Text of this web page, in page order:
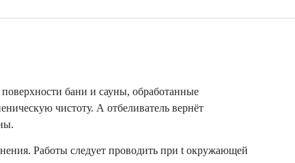
бани и сауны, обработанные
чистоту. А отбеливатель вернёт
Работы следует проводить при t окружающей